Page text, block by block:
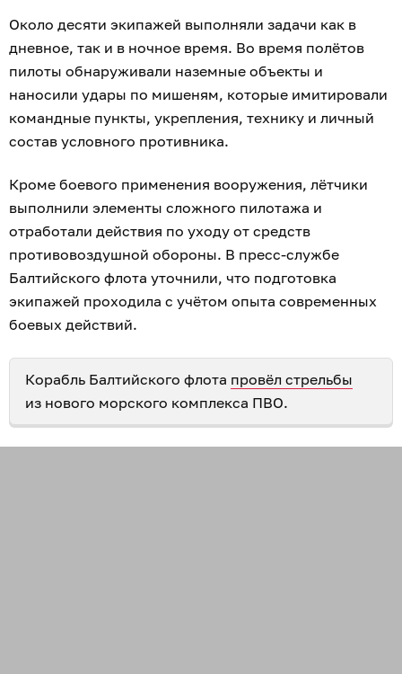
Около десяти экипажей выполняли задачи как в
дневное, так и в ночное время. Во время полётов
пилоты обнаруживали наземные объекты и
наносили удары по мишеням, которые имитировали
командные пункты, укрепления, технику и личный
состав условного противника.
Кроме боевого применения вооружения, лётчики
выполнили элементы сложного пилотажа и
отработали действия по уходу от средств
противовоздушной обороны. В пресс-службе
Балтийского флота уточнили, что подготовка
экипажей проходила с учётом опыта современных
боевых действий.
Корабль Балтийского флота провёл стрельбы
из нового морского комплекса ПВО.